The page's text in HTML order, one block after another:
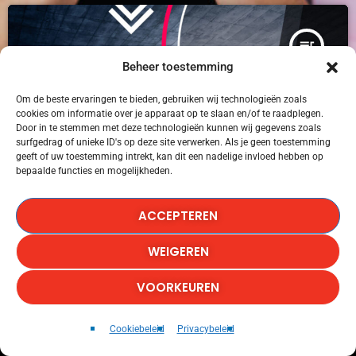
Beheer toestemming
Om de beste ervaringen te bieden, gebruiken wij technologieën zoals
cookies om informatie over je apparaat op te slaan en/of te raadplegen.
Door in te stemmen met deze technologieën kunnen wij gegevens zoals
surfgedrag of unieke ID's op deze site verwerken. Als je geen toestemming
geeft of uw toestemming intrekt, kan dit een nadelige invloed hebben op
bepaalde functies en mogelijkheden.
ACCEPTEREN
WEIGEREN
VOORKEUREN
Cookiebeleid Privacybeleid
Die On This Hill
queue_music